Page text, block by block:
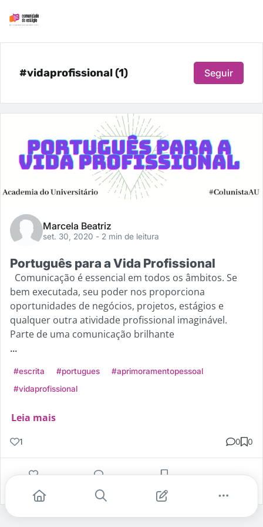
#vidaprofissional (1) Seguir
Marcela Beatriz
set. 30, 2020 - 2 min de leitura
Português para a Vida Profissional
Comunicação é essencial em todos os âmbitos. Se
bem executada, seu poder nos proporciona
oportunidades de negócios, projetos, estágios e
qualquer outra atividade profissional imaginável.
Parte de uma comunicação brilhante
...
#escrita #portugues
#aprimoramentopessoal
#vidaprofissional
Leia mais
1 0 0
Gostei Comentar Salvar